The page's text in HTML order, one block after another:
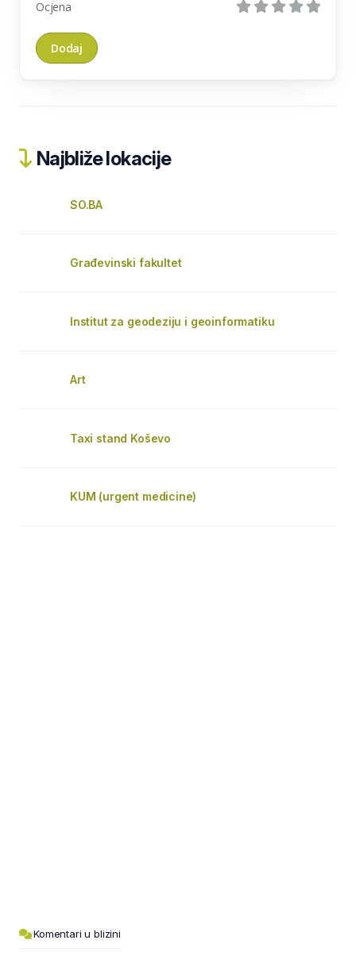
Ocjena
Najbliže lokacije
SO.BA
Građevinski fakultet
Institut za geodeziju i geoinformatiku
Art
Taxi stand Koševo
KUM (urgent medicine)
Komentari u blizini